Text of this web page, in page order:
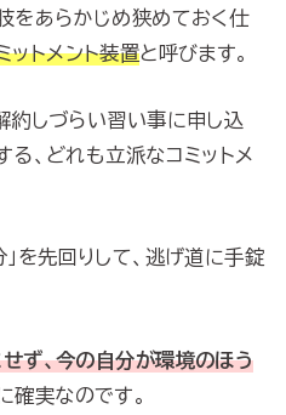
をあらかじめ狭めておく仕
ットメント装置と呼びます。
約しづらい習い事に申し込
る、どれも立派なコミットメ
を先回りして、逃げ道に手錠
ず、今の自分が環境のほう
確実なのです。